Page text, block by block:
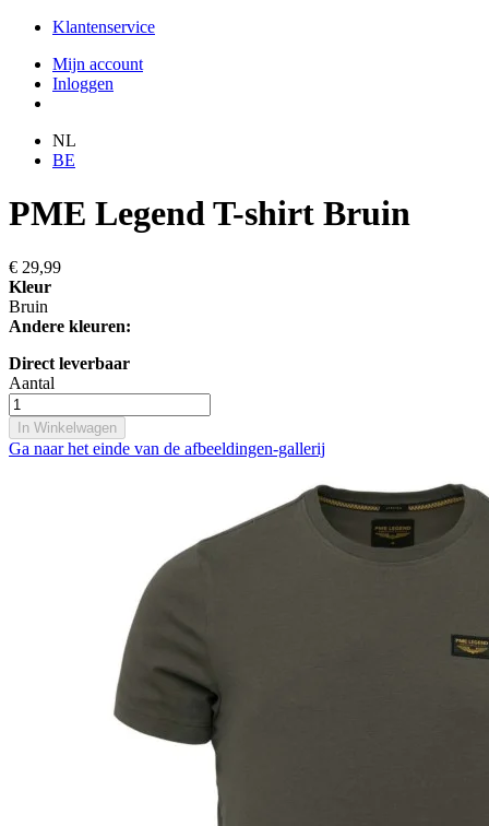
Klantenservice
Mijn account
Inloggen
NL
BE
PME Legend T-shirt Bruin
€ 29,99
Kleur
Bruin
Andere kleuren:
Direct leverbaar
Aantal
In Winkelwagen
Ga naar het einde van de afbeeldingen-gallerij